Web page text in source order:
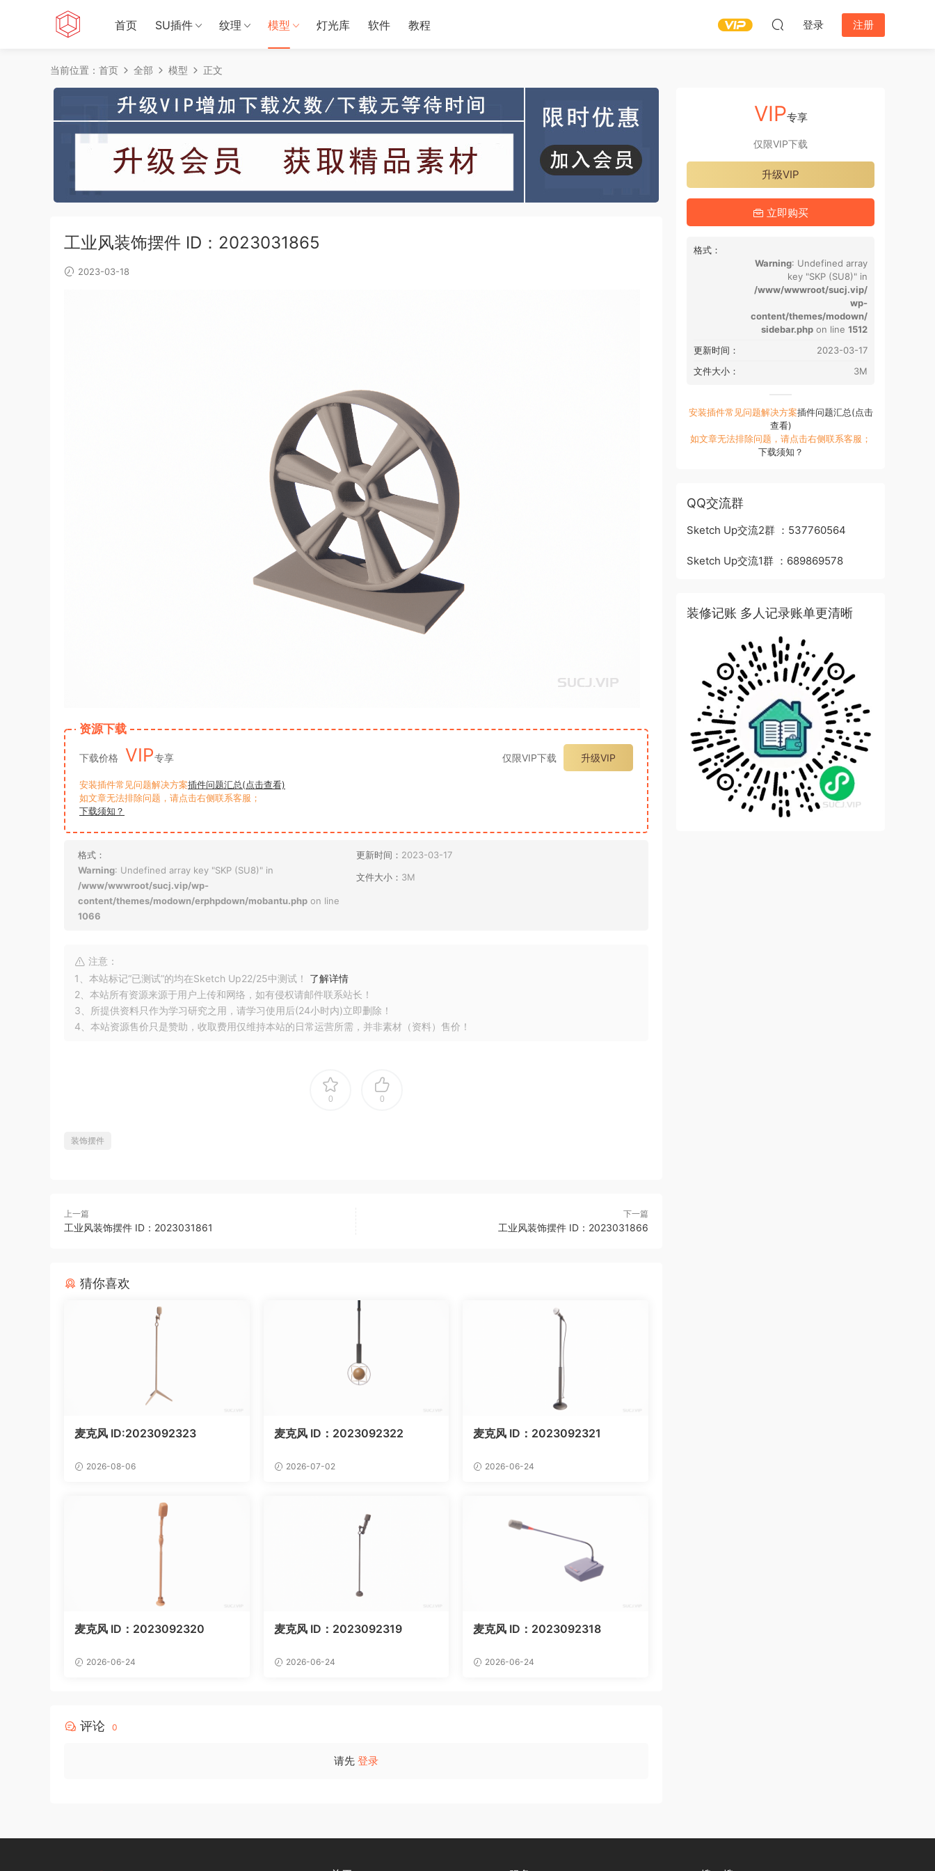
首页 SU插件 纹理 模型 灯光库 软件 教程 登录 注册
当前位置： 首页 全部 模型 正文
工业风装饰摆件 ID：2023031865
2023-03-18
资源下载
下载价格 VIP专享 仅限VIP下载 升级VIP
安装插件常见问题解决方案插件问题汇总(点击查看)
如文章无法排除问题，请点击右侧联系客服；
下载须知？
格式：
Warning: Undefined array key "SKP (SU8)" in
/www/wwwroot/sucj.vip/wp-
content/themes/modown/erphpdown/mobantu.php on line
1066
更新时间： 2023-03-17
文件大小： 3M
注意：
1、本站标记“已测试”的均在Sketch Up22/25中测试！ 了解详情
2、本站所有资源来源于用户上传和网络，如有侵权请邮件联系站长！
3、所提供资料只作为学习研究之用，请学习使用后(24小时内)立即删除！
4、本站资源售价只是赞助，收取费用仅维持本站的日常运营所需，并非素材（资料）售价！
0 0
装饰摆件
上一篇
工业风装饰摆件 ID：2023031861
下一篇
工业风装饰摆件 ID：2023031866
猜你喜欢
麦克风 ID:2023092323
2026-08-06
麦克风 ID：2023092322
2026-07-02
麦克风 ID：2023092321
2026-06-24
麦克风 ID：2023092320
2026-06-24
麦克风 ID：2023092319
2026-06-24
麦克风 ID：2023092318
2026-06-24
评论 0
请先 登录
VIP专享
仅限VIP下载
升级VIP
立即购买
格式：
Warning: Undefined array
key "SKP (SU8)" in
/www/wwwroot/sucj.vip/
wp-
content/themes/modown/
sidebar.php on line 1512
更新时间：
2023-03-17
文件大小：
3M
安装插件常见问题解决方案插件问题汇总(点击
查看)
如文章无法排除问题，请点击右侧联系客服；
下载须知？
QQ交流群
Sketch Up交流2群 ：537760564
Sketch Up交流1群 ：689869578
装修记账 多人记录账单更清晰